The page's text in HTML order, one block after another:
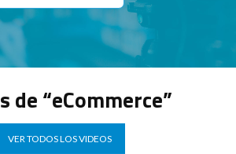
de “eCommerce”
VER TODOS LOS VIDEOS